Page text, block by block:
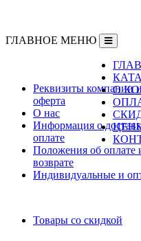
ГЛАВНОЕ МЕНЮ
О
Реквизиты компании
оферта
О нас
Информация о
оплате
Положения об оплате
возврате
Индивидуальные и
Товары со скидкой